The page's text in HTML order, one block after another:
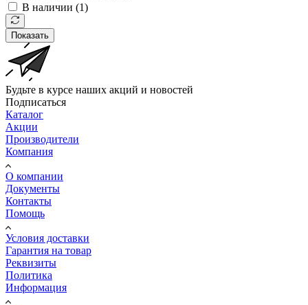
В наличии (1)
Показать
Будьте в курсе наших акций и новостей
Подписаться
Каталог
Акции
Производители
Компания
О компании
Документы
Контакты
Помощь
Условия доставки
Гарантия на товар
Реквизиты
Политика
Информация